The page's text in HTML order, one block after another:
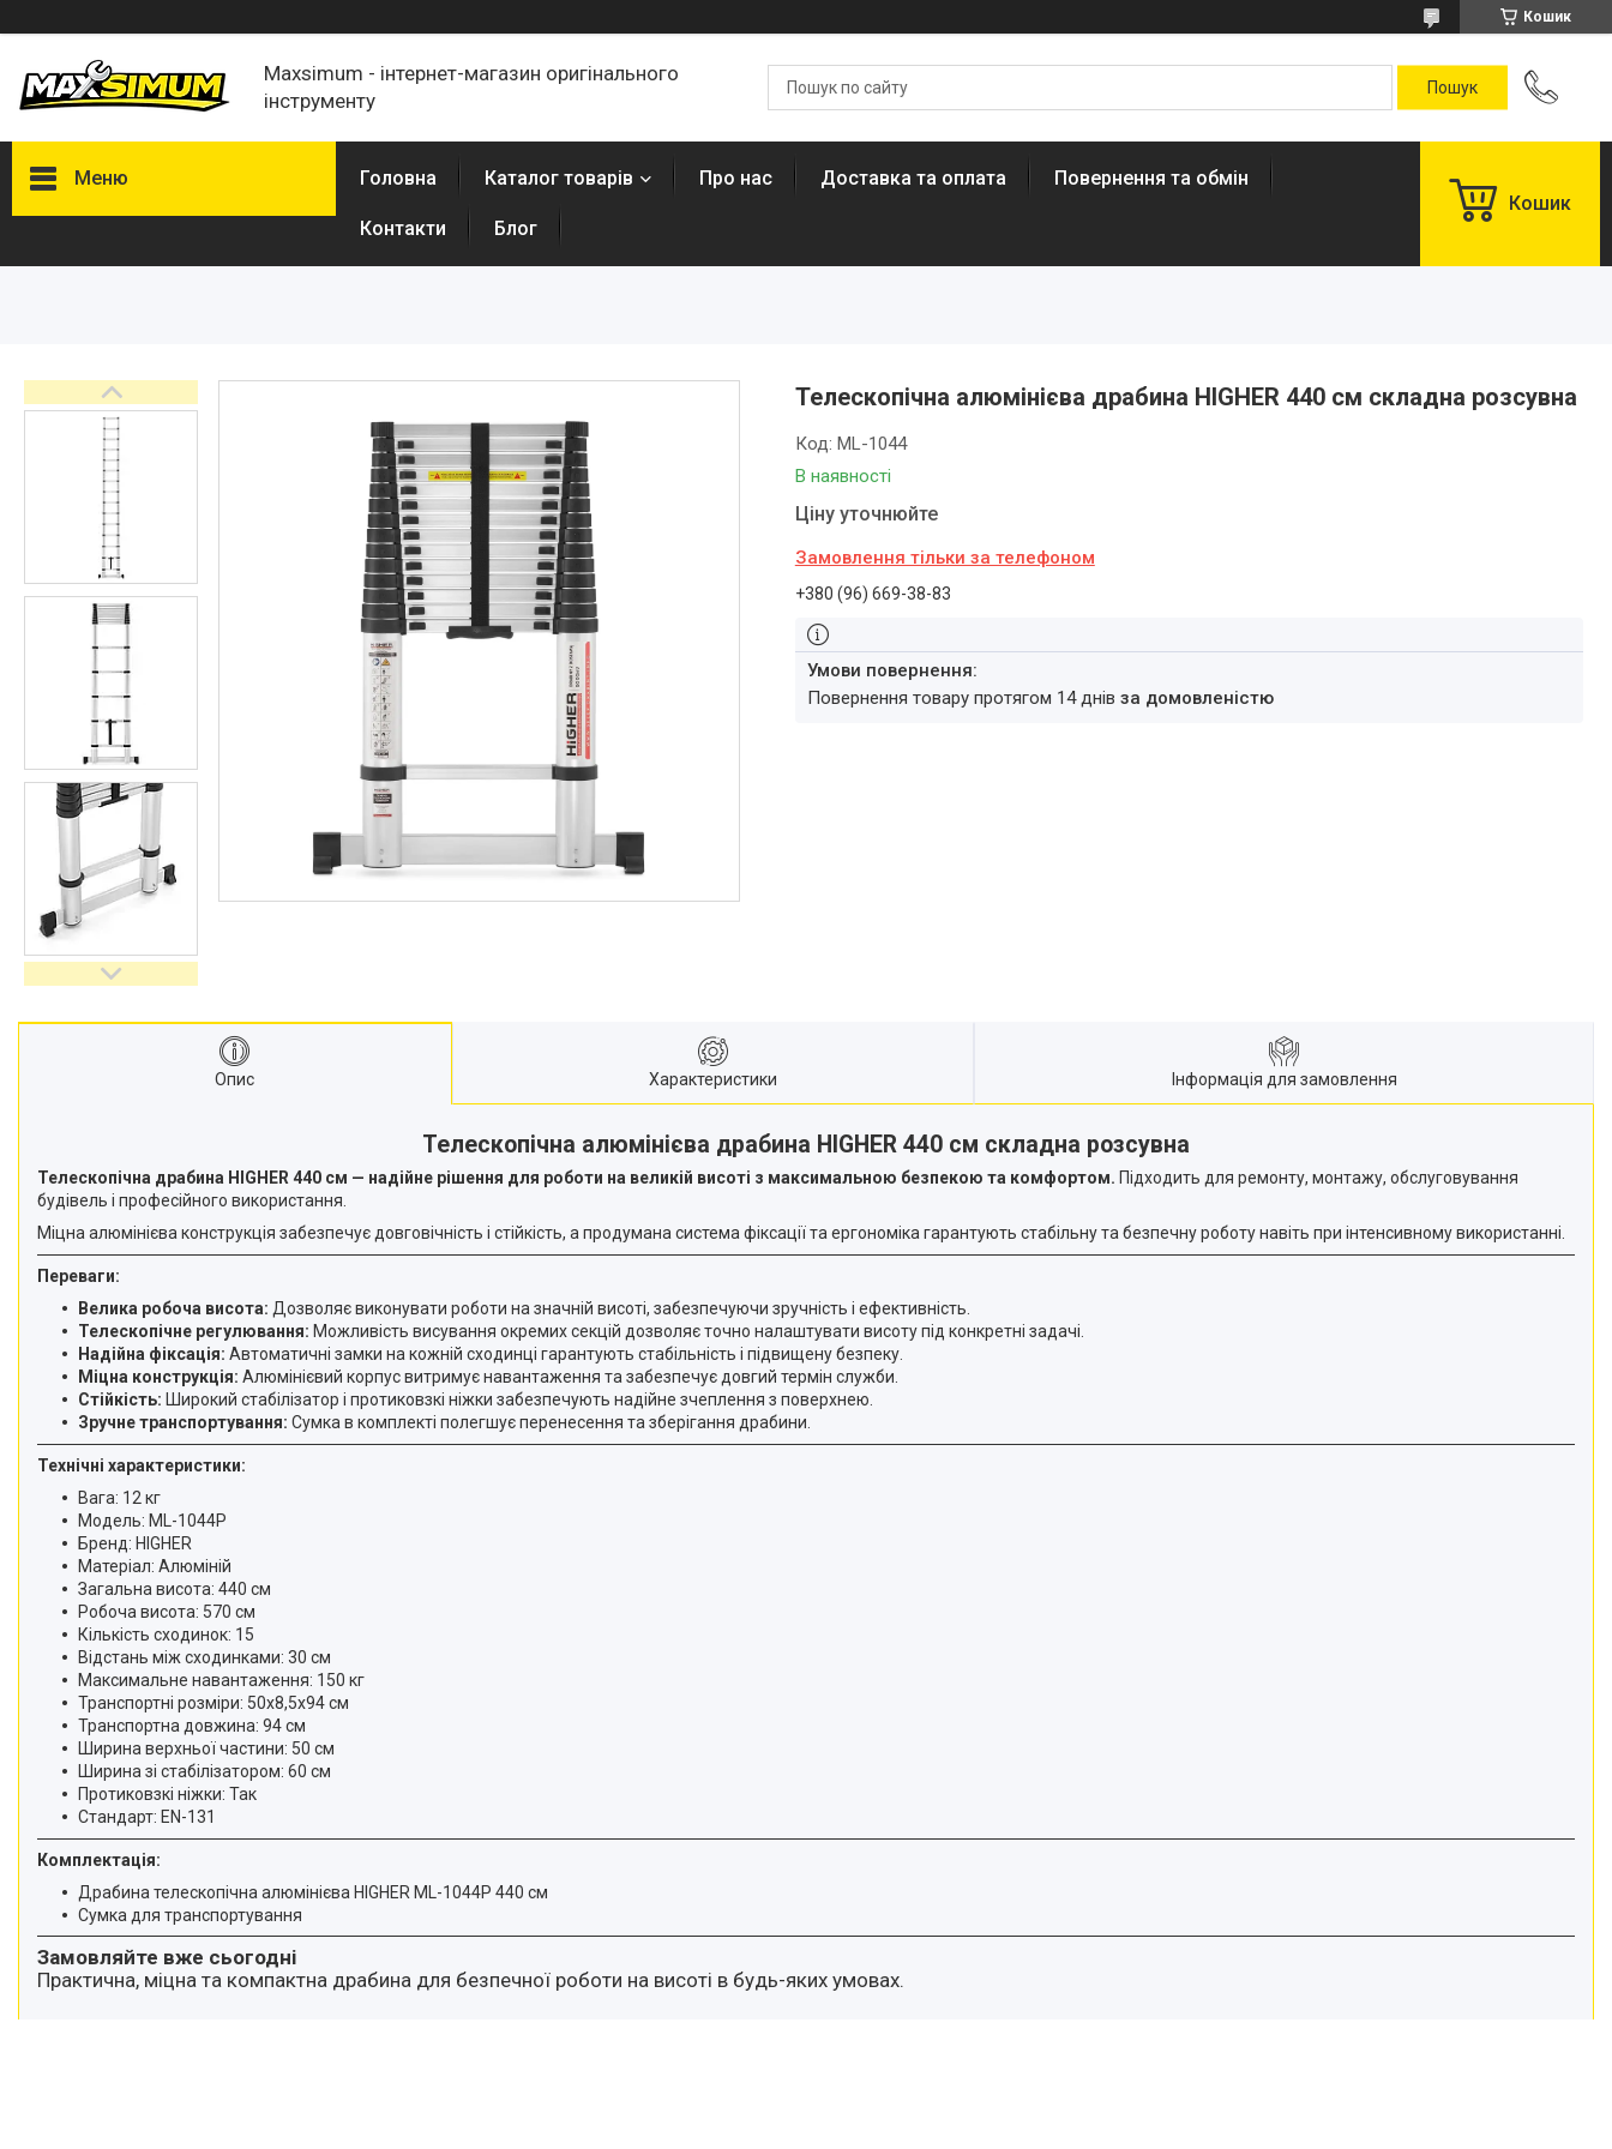
Кошик
Maxsimum - інтернет-магазин оригінального
інструменту
Меню Головна Каталог товарів Про нас Доставка та оплата Повернення та обмін
Контакти Блог
Кошик
Телескопічна алюмінієва драбина HIGHER 440 см складна розсувна
В наявності
Код: ML-1044
Ціну уточнюйте
Замовлення тільки за телефоном
+380 (96) 669-38-83
повернення товару протягом 14 днів за домовленістю
Опис Характеристики Інформація для замовлення
Телескопічна алюмінієва драбина HIGHER 440 см складна розсувна
Телескопічна драбина HIGHER 440 см — надійне рішення для роботи на великій висоті з максимальною безпекою та комфортом. Підходить для ремонту, монтажу, обслуговування
будівель і професійного використання.
Міцна алюмінієва конструкція забезпечує довговічність і стійкість, а продумана система фіксації та ергономіка гарантують стабільну та безпечну роботу навіть при інтенсивному використанні.
Переваги:
Велика робоча висота: Дозволяє виконувати роботи на значній висоті, забезпечуючи зручність і ефективність.
Телескопічне регулювання: Можливість висування окремих секцій дозволяє точно налаштувати висоту під конкретні задачі.
Надійна фіксація: Автоматичні замки на кожній сходинці гарантують стабільність і підвищену безпеку.
Міцна конструкція: Алюмінієвий корпус витримує навантаження та забезпечує довгий термін служби.
Стійкість: Широкий стабілізатор і протиковзкі ніжки забезпечують надійне зчеплення з поверхнею.
Зручне транспортування: Сумка в комплекті полегшує перенесення та зберігання драбини.
Технічні характеристики:
Вага: 12 кг
Модель: ML-1044P
Бренд: HIGHER
Матеріал: Алюміній
Загальна висота: 440 см
Робоча висота: 570 см
Кількість сходинок: 15
Відстань між сходинками: 30 см
Максимальне навантаження: 150 кг
Транспортні розміри: 50x8,5x94 см
Транспортна довжина: 94 см
Ширина верхньої частини: 50 см
Ширина зі стабілізатором: 60 см
Протиковзкі ніжки: Так
Стандарт: EN-131
Комплектація:
Драбина телескопічна алюмінієва HIGHER ML-1044P 440 см
Сумка для транспортування
Замовляйте вже сьогодні
Практична, міцна та компактна драбина для безпечної роботи на висоті в будь-яких умовах.